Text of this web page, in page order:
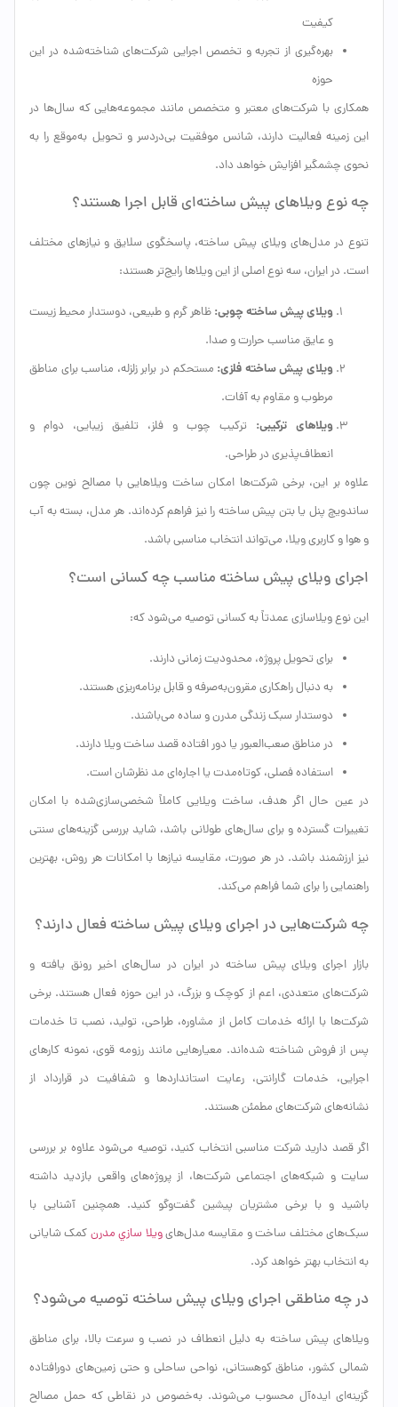
کیفیت
بهره‌گیری از تجربه و تخصص اجرایی شرکت‌های شناخته‌شده در این
حوزه
همکاری با شرکت‌های معتبر و متخصص مانند مجموعه‌هایی که سال‌ها در
این زمینه فعالیت دارند، شانس موفقیت بی‌دردسر و تحویل به‌موقع را به
نحوی چشمگیر افزایش خواهد داد.
چه نوع ویلاهای پیش ساخته‌ای قابل اجرا هستند؟
تنوع در مدل‌های ویلای پیش ساخته، پاسخگوی سلایق و نیازهای مختلف
است. در ایران، سه نوع اصلی از این ویلاها رایج‌تر هستند:
ویلای پیش ساخته چوبی: ظاهر گرم و طبیعی، دوستدار محیط زیست
و عایق مناسب حرارت و صدا.
ویلای پیش ساخته فلزی: مستحکم در برابر زلزله، مناسب برای مناطق
مرطوب و مقاوم به آفات.
ویلاهای ترکیبی: ترکیب چوب و فلز، تلفیق زیبایی، دوام و
انعطاف‌پذیری در طراحی.
علاوه بر این، برخی شرکت‌ها امکان ساخت ویلاهایی با مصالح نوین چون
ساندویچ پنل یا بتن پیش ساخته را نیز فراهم کرده‌اند. هر مدل، بسته به آب
و هوا و کاربری ویلا، می‌تواند انتخاب مناسبی باشد.
اجرای ویلای پیش ساخته مناسب چه کسانی است؟
این نوع ویلاسازی عمدتاً به کسانی توصیه می‌شود که:
برای تحویل پروژه، محدودیت زمانی دارند.
به دنبال راهکاری مقرون‌به‌صرفه و قابل برنامه‌ریزی هستند.
دوستدار سبک زندگی مدرن و ساده می‌باشند.
در مناطق صعب‌العبور یا دور افتاده قصد ساخت ویلا دارند.
استفاده فصلی، کوتاه‌مدت یا اجاره‌ای مد نظرشان است.
در عین حال اگر هدف، ساخت ویلایی کاملاً شخصی‌سازی‌شده با امکان
تغییرات گسترده و برای سال‌های طولانی باشد، شاید بررسی گزینه‌های سنتی
نیز ارزشمند باشد. در هر صورت، مقایسه نیازها با امکانات هر روش، بهترین
راهنمایی را برای شما فراهم می‌کند.
چه شرکت‌هایی در اجرای ویلای پیش ساخته فعال دارند؟
بازار اجرای ویلای پیش ساخته در ایران در سال‌های اخیر رونق یافته و
شرکت‌های متعددی، اعم از کوچک و بزرگ، در این حوزه فعال هستند. برخی
شرکت‌ها با ارائه خدمات کامل از مشاوره، طراحی، تولید، نصب تا خدمات
پس از فروش شناخته شده‌اند. معیارهایی مانند رزومه قوی، نمونه کارهای
اجرایی، خدمات گارانتی، رعایت استانداردها و شفافیت در قرارداد از
نشانه‌های شرکت‌های مطمئن هستند.
اگر قصد دارید شرکت مناسبی انتخاب کنید، توصیه می‌شود علاوه بر بررسی
سایت و شبکه‌های اجتماعی شرکت‌ها، از پروژه‌های واقعی بازدید داشته
باشید و با برخی مشتریان پیشین گفت‌وگو کنید. همچنین آشنایی با
سبک‌های مختلف ساخت و مقایسه مدل‌هایویلا سازي مدرن کمک شایانی
به انتخاب بهتر خواهد کرد.
در چه مناطقی اجرای ویلای پیش ساخته توصیه می‌شود؟
ویلاهای پیش ساخته به دلیل انعطاف در نصب و سرعت بالا، برای مناطق
شمالی کشور، مناطق کوهستانی، نواحی ساحلی و حتی زمین‌های دورافتاده
گزینه‌ای ایده‌آل محسوب می‌شوند. به‌خصوص در نقاطی که حمل مصالح